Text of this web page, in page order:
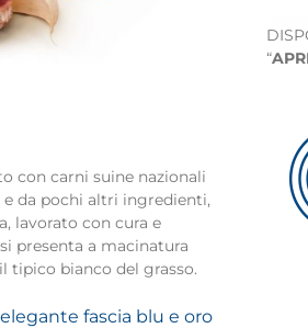
“
con carni suine nazionali
e da pochi altri ingredienti,
lavorato con cura e
presenta a macinatura
tipico bianco del grasso.
fascia blu e oro